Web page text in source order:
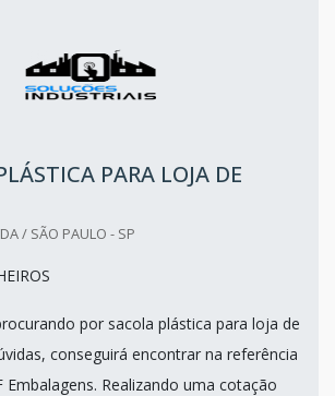
PARA LOJA DE
/ SÃO PAULO - SP
por sacola plástica para loja de
conseguirá encontrar na referência
Embalagens. Realizando uma cotação